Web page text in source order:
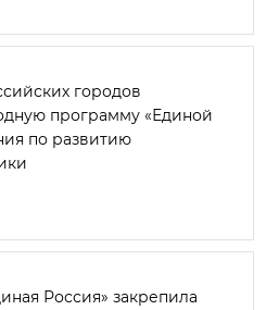
городов
программу «Единой
по развитию
Россия» закрепила